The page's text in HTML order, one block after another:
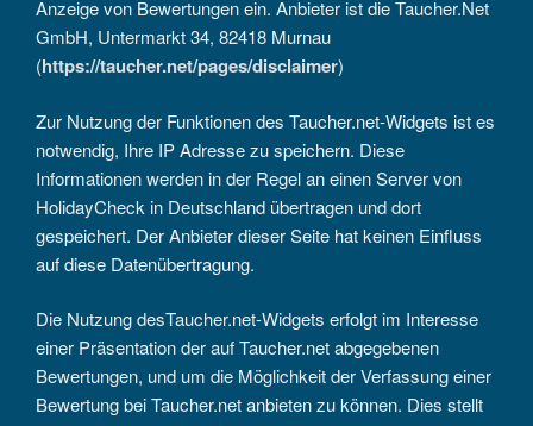
Anzeige von Bewertungen ein. Anbieter ist die Taucher.Net
GmbH, Untermarkt 34, 82418 Murnau
(https://taucher.net/pages/disclaimer)
Zur Nutzung der Funktionen des Taucher.net-Widgets ist es
notwendig, Ihre IP Adresse zu speichern. Diese
Informationen werden in der Regel an einen Server von
HolidayCheck in Deutschland übertragen und dort
gespeichert. Der Anbieter dieser Seite hat keinen Einfluss
auf diese Datenübertragung.
Die Nutzung desTaucher.net-Widgets erfolgt im Interesse
einer Präsentation der auf Taucher.net abgegebenen
Bewertungen, und um die Möglichkeit der Verfassung einer
Bewertung bei Taucher.net anbieten zu können. Dies stellt